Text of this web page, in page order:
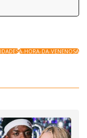
A-HORA-DA-VENENOSA